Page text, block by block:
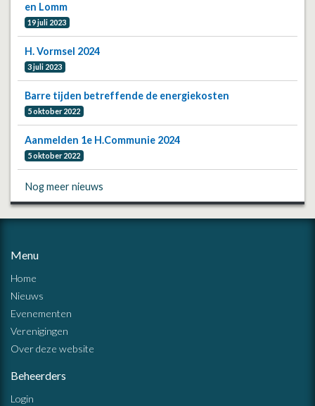
en Lomm
19 juli 2023
H. Vormsel 2024
3 juli 2023
Barre tijden betreffende de energiekosten
5 oktober 2022
Aanmelden 1e H.Communie 2024
5 oktober 2022
Nog meer nieuws
Menu
Home
Nieuws
Evenementen
Verenigingen
Over deze website
Beheerders
Login